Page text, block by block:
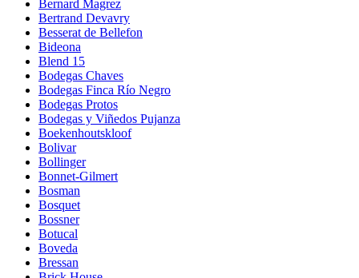
Bernard Magrez
Bertrand Devavry
Besserat de Bellefon
Bideona
Blend 15
Bodegas Chaves
Bodegas Finca Río Negro
Bodegas Protos
Bodegas y Viñedos Pujanza
Boekenhoutskloof
Bolivar
Bollinger
Bonnet-Gilmert
Bosman
Bosquet
Bossner
Botucal
Boveda
Bressan